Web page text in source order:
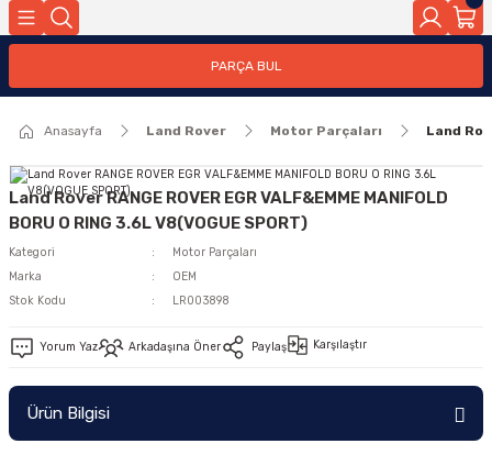
PARÇA BUL
Anasayfa Land Rover Motor Parçaları Land
Land Rover RANGE ROVER EGR VALF&EMME MANIFOLD
BORU O RING 3.6L V8(VOGUE SPORT)
Kategori
Motor Parçaları
Marka
OEM
Stok Kodu
LR003898
Yorum Yaz Arkadaşına Öner Paylaş Karşılaştır
Ürün Bilgisi